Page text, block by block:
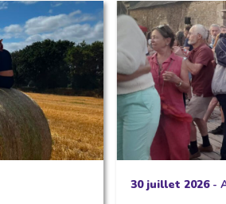
30 juillet 2026-